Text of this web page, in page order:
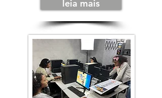
leia mais